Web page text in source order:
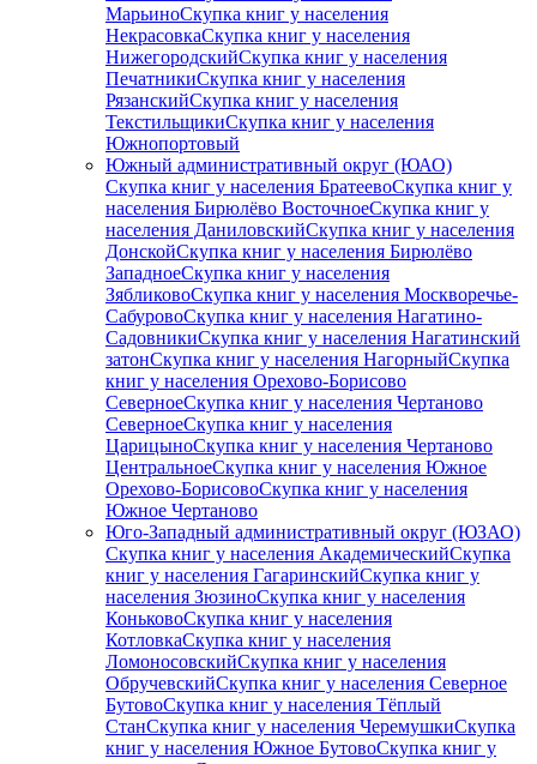
МарьиноСкупка книг у населения
НекрасовкаСкупка книг у населения
НижегородскийСкупка книг у населения
ПечатникиСкупка книг у населения
РязанскийСкупка книг у населения
ТекстильщикиСкупка книг у населения
Южнопортовый
Южный административный округ (ЮАО)
Скупка книг у населения БратеевоСкупка книг у
населения Бирюлёво ВосточноеСкупка книг у
населения ДаниловскийСкупка книг у населения
ДонскойСкупка книг у населения Бирюлёво
ЗападноеСкупка книг у населения
ЗябликовоСкупка книг у населения Москворечье-
СабуровоСкупка книг у населения Нагатино-
СадовникиСкупка книг у населения Нагатинский
затонСкупка книг у населения НагорныйСкупка
книг у населения Орехово-Борисово
СеверноеСкупка книг у населения Чертаново
СеверноеСкупка книг у населения
ЦарицыноСкупка книг у населения Чертаново
ЦентральноеСкупка книг у населения Южное
Орехово-БорисовоСкупка книг у населения
Южное Чертаново
Юго-Западный административный округ (ЮЗАО)
Скупка книг у населения АкадемическийСкупка
книг у населения ГагаринскийСкупка книг у
населения ЗюзиноСкупка книг у населения
КоньковоСкупка книг у населения
КотловкаСкупка книг у населения
ЛомоносовскийСкупка книг у населения
ОбручевскийСкупка книг у населения Северное
БутовоСкупка книг у населения Тёплый
СтанСкупка книг у населения ЧеремушкиСкупка
книг у населения Южное БутовоСкупка книг у